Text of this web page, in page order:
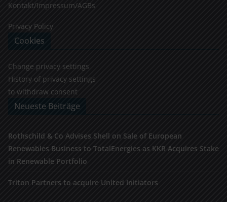
Kontakt/Impressum/AGBs
Privacy Policy
Cookies
Change privacy settings
History of privacy settings
to withdraw consent
Neueste Beiträge
Rothschild & Co Advises Shell on Sale of European
Renewables Business to TotalEnergies as KKR Acquires Stake
in Renewable Portfolio
Triton Partners to acquire United Initiators